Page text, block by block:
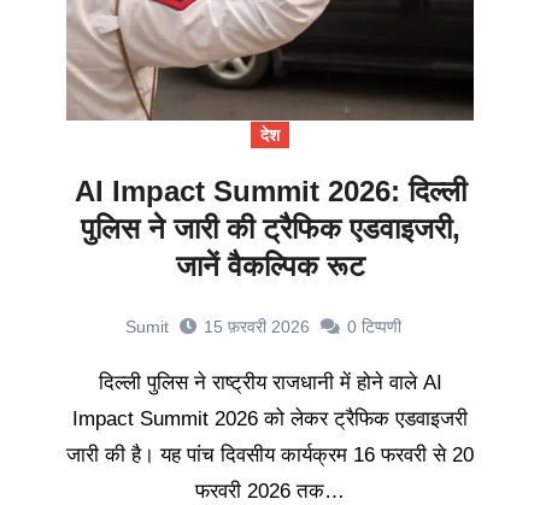
देश
AI Impact Summit 2026: दिल्ली
पुलिस ने जारी की ट्रैफिक एडवाइजरी,
जानें वैकल्पिक रूट
Sumit 15 फ़रवरी 2026 0 टिप्पणी
दिल्ली पुलिस ने राष्ट्रीय राजधानी में होने वाले AI
Impact Summit 2026 को लेकर ट्रैफिक एडवाइजरी
जारी की है। यह पांच दिवसीय कार्यक्रम 16 फरवरी से 20
फरवरी 2026 तक…